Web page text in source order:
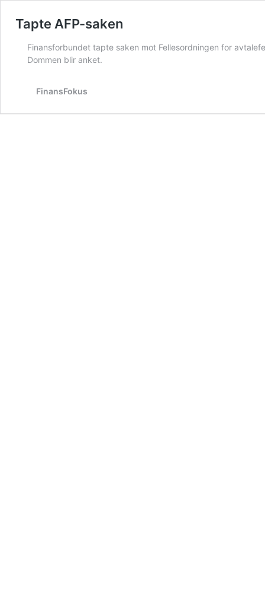
Tapte AFP-saken
Finansforbundet tapte saken mot Fellesordningen for
Dommen blir anket.
FinansFokus